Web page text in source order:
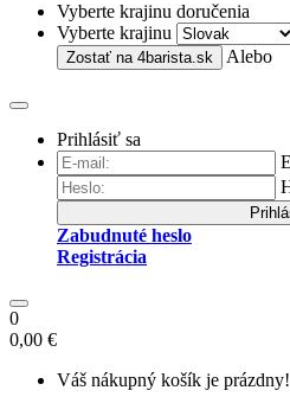
Vyberte krajinu doručenia
Vyberte krajinu
Zostať na 4barista.sk Alebo
Prihlásiť sa
Zabudnuté heslo
Registrácia
0
0,00 €
Váš nákupný košík je prázdny!